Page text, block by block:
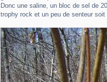
Donc une saline, un bloc de sel de
trophy rock et un peu de senteur